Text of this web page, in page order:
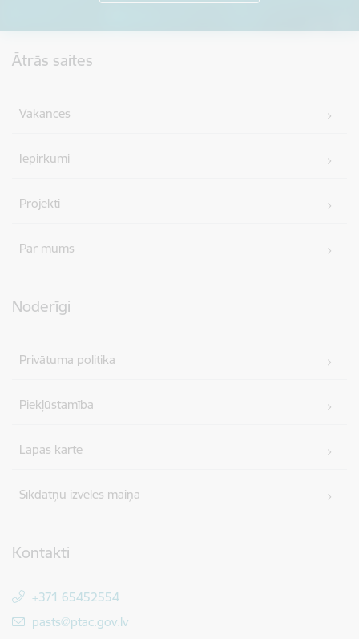
Ātrās saites
Vakances
Iepirkumi
Projekti
Par mums
Noderīgi
Privātuma politika
Piekļūstamība
Lapas karte
Sīkdatņu izvēles maiņa
Kontakti
+371 65452554
E-pasts:
pasts@ptac.gov.lv